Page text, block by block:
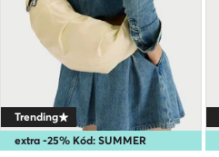
extra -25% Kód: SUMMER
Trending